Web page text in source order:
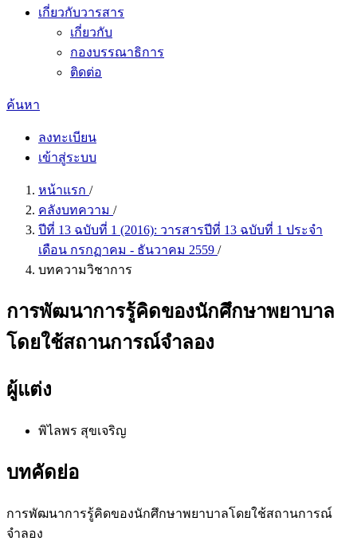
เกี่ยวกับวารสาร
เกี่ยวกับ
กองบรรณาธิการ
ติดต่อ
ค้นหา
ลงทะเบียน
เข้าสู่ระบบ
หน้าแรก /
คลังบทความ /
ปีที่ 13 ฉบับที่ 1 (2016): วารสารปีที่ 13 ฉบับที่ 1 ประจำ
เดือน กรกฏาคม - ธันวาคม 2559 /
บทความวิชาการ
การพัฒนาการรู้คิดของนักศึกษาพยาบาล
โดยใช้สถานการณ์จำลอง
ผู้แต่ง
พิไลพร สุขเจริญ
บทคัดย่อ
การพัฒนาการรู้คิดของนักศึกษาพยาบาลโดยใช้สถานการณ์
จำลอง